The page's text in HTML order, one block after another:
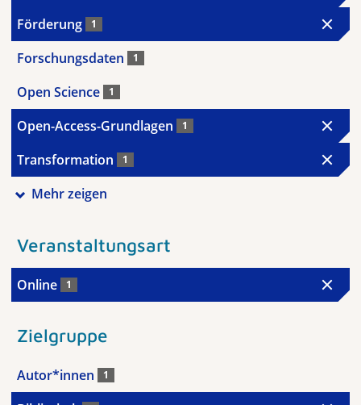
Förderung 1
Forschungsdaten 1
Open Science 1
Open-Access-Grundlagen 1
Transformation 1
Mehr zeigen
Veranstaltungsart
Online 1
Zielgruppe
Autor*innen 1